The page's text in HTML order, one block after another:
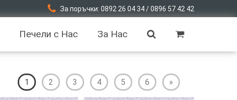
За поръчки: 0892 26 04 34 / 0896 57 42 42
Печели с Нас За Нас
1 2 3 4 5 6 »